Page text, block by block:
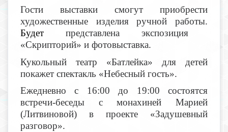
Гости выставки смогут приобрести
художественные изделия ручной работы.
Будет представлена экспозиция
«Скрипторий» и фотовыставка.
Кукольный театр «Батлейка» для детей
покажет спектакль «Небесный гость».
Ежедневно с 16:00 до 19:00 состоятся
встречи-беседы с монахиней Марией
(Литвиновой) в проекте «Задушевный
разговор».